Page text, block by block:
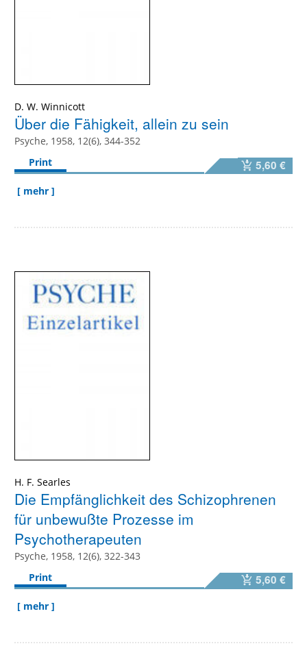
D. W. Winnicott
Über die Fähigkeit, allein zu sein
Psyche, 1958, 12(6), 344-352
Print
5,60 €
[ mehr ]
H. F. Searles
Die Empfänglichkeit des Schizophrenen
für unbewußte Prozesse im
Psychotherapeuten
Psyche, 1958, 12(6), 322-343
Print
5,60 €
[ mehr ]